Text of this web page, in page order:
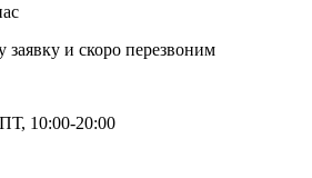
и скоро перезвоним
10:00-20:00